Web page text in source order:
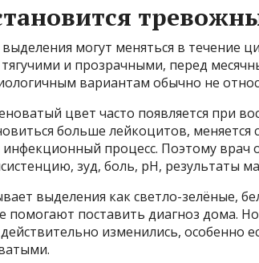
могут меняться в течение
тягучими и прозрачными, перед
вариантам обычно не
цвет часто появляется при
больше лейкоцитов, меняется
инфекционный процесс. Поэтому врач
зуд, боль, pH, результаты
выделения как светло-зелёные,
помогают поставить диагноз дома.
изменились, особенно